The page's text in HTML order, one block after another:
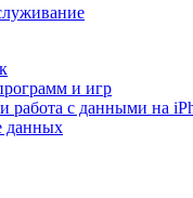
и игр
работа с данными на
данных